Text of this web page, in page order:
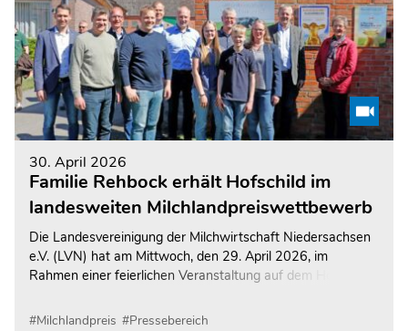
30. April 2026
Familie Rehbock erhält Hofschild im
landesweiten Milchlandpreiswettbewerb
Die Landesvereinigung der Milchwirtschaft Niedersachsen
e.V. (LVN) hat am Mittwoch, den 29. April 2026, im
Rahmen einer feierlichen Veranstaltung auf dem Hof der
und aufgehängt.
#Milchlandpreis #Pressebereich